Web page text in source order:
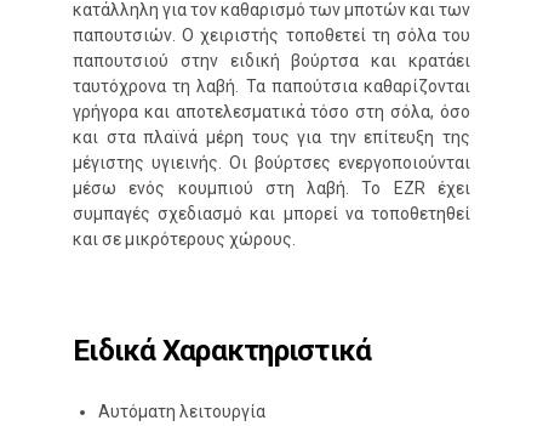
κατάλληλη για τον καθαρισμό των μποτών και των
παπουτσιών. Ο χειριστής τοποθετεί τη σόλα του
παπουτσιού στην ειδική βούρτσα και κρατάει
ταυτόχρονα τη λαβή. Τα παπούτσια καθαρίζονται
γρήγορα και αποτελεσματικά τόσο στη σόλα, όσο
και στα πλαϊνά μέρη τους για την επίτευξη της
μέγιστης υγιεινής. Οι βούρτσες ενεργοποιούνται
μέσω ενός κουμπιού στη λαβή. Το EZR έχει
συμπαγές σχεδιασμό και μπορεί να τοποθετηθεί
και σε μικρότερους χώρους.
Ειδικά Χαρακτηριστικά
Αυτόματη λειτουργία